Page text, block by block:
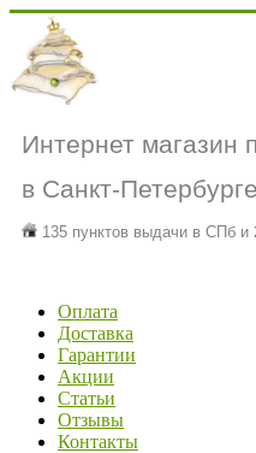
Интернет магазин
в Санкт-Петербурге
135 пунктов выдачи в СПб и
Оплата
Доставка
Гарантии
Акции
Статьи
Отзывы
Контакты